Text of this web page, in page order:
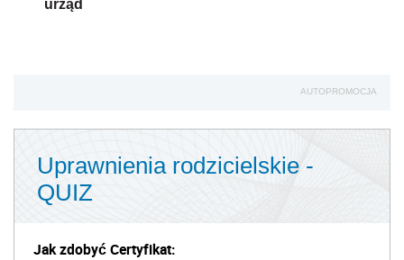
urząd
AUTOPROMOCJA
Uprawnienia rodzicielskie -
QUIZ
Jak zdobyć Certyfikat: